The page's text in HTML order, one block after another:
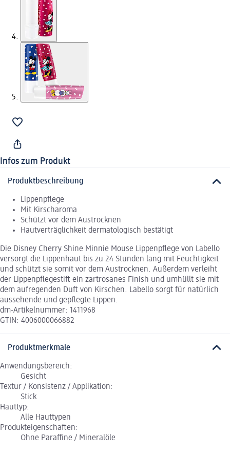
Infos zum Produkt
Produktbeschreibung
Lippenpflege
Mit Kirscharoma
Schützt vor dem Austrocknen
Hautverträglichkeit dermatologisch bestätigt
Die Disney Cherry Shine Minnie Mouse Lippenpflege von Labello
versorgt die Lippenhaut bis zu 24 Stunden lang mit Feuchtigkeit
und schützt sie somit vor dem Austrocknen. Außerdem verleiht
der Lippenpflegestift ein zartrosanes Finish und umhüllt sie mit
dem aufregenden Duft von Kirschen. Labello sorgt für natürlich
aussehende und gepflegte Lippen.
dm-Artikelnummer: 1411968
GTIN: 4006000066882
Produktmerkmale
Anwendungsbereich:
Gesicht
Textur / Konsistenz / Applikation:
Stick
Hauttyp:
Alle Hauttypen
Produkteigenschaften:
Ohne Paraffine / Mineralöle